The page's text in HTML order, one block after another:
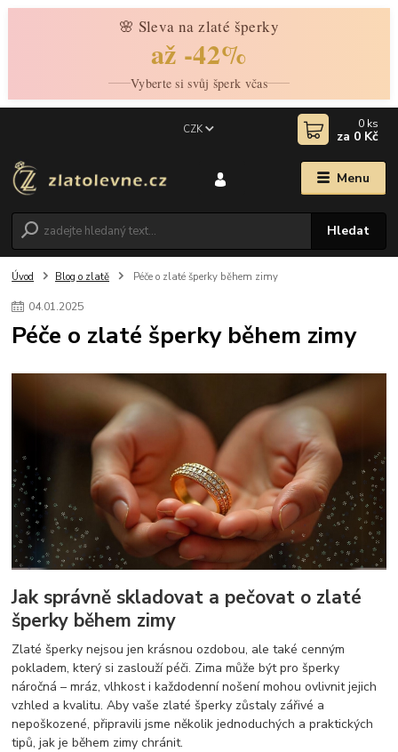
🌸 Sleva na zlaté šperky
až -42%
Vyberte si svůj šperk včas
Menu
CZK
Hledat
0 ks
za 0 Kč
Úvod Blog o zlatě Péče o zlaté šperky během zimy
04.01.2025
Péče o zlaté šperky během zimy
Jak správně skladovat a pečovat o zlaté
šperky během zimy
Zlaté šperky nejsou jen krásnou ozdobou, ale také cenným
pokladem, který si zaslouží péči. Zima může být pro šperky
náročná – mráz, vlhkost i každodenní nošení mohou ovlivnit jejich
vzhled a kvalitu. Aby vaše zlaté šperky zůstaly zářivé a
nepoškozené, připravili jsme několik jednoduchých a praktických
tipů, jak je během zimy chránit.